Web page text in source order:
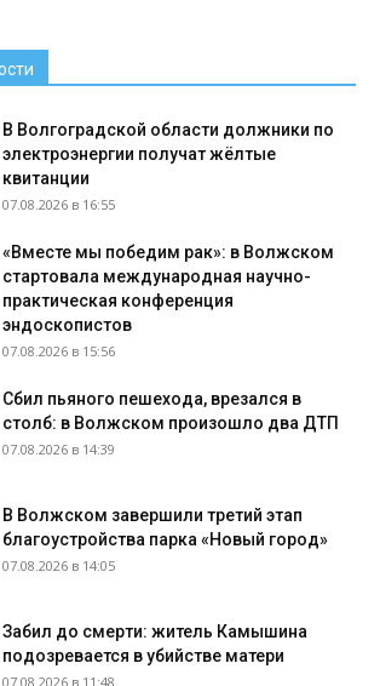
В Волгоградской области должники по
электроэнергии получат жёлтые
квитанции
07.08.2026 в 16:55
«Вместе мы победим рак»: в Волжском
стартовала международная научно-
практическая конференция
эндоскопистов
07.08.2026 в 15:56
Сбил пьяного пешехода, врезался в
столб: в Волжском произошло два ДТП
07.08.2026 в 14:39
В Волжском завершили третий этап
благоустройства парка «Новый город»
07.08.2026 в 14:05
Забил до смерти: житель Камышина
подозревается в убийстве матери
07.08.2026 в 11:48